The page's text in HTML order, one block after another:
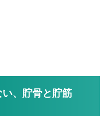
、貯骨と貯筋